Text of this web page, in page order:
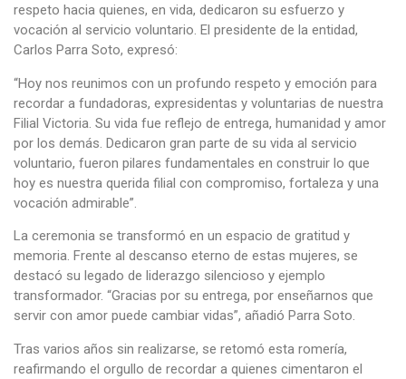
respeto hacia quienes, en vida, dedicaron su esfuerzo y
vocación al servicio voluntario. El presidente de la entidad,
Carlos Parra Soto, expresó:
“Hoy nos reunimos con un profundo respeto y emoción para
recordar a fundadoras, expresidentas y voluntarias de nuestra
Filial Victoria. Su vida fue reflejo de entrega, humanidad y amor
por los demás. Dedicaron gran parte de su vida al servicio
voluntario, fueron pilares fundamentales en construir lo que
hoy es nuestra querida filial con compromiso, fortaleza y una
vocación admirable”.
La ceremonia se transformó en un espacio de gratitud y
memoria. Frente al descanso eterno de estas mujeres, se
destacó su legado de liderazgo silencioso y ejemplo
transformador. “Gracias por su entrega, por enseñarnos que
servir con amor puede cambiar vidas”, añadió Parra Soto.
Tras varios años sin realizarse, se retomó esta romería,
reafirmando el orgullo de recordar a quienes cimentaron el